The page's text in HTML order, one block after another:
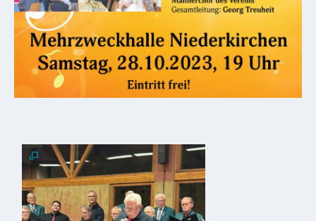
Downloads
Historisches
Bau
Schwesternhaus
1906
Deidesheim
Akten
ab
1793